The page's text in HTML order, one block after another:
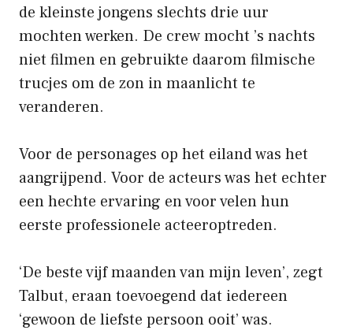
de kleinste jongens slechts drie uur
mochten werken. De crew mocht ’s nachts
niet filmen en gebruikte daarom filmische
trucjes om de zon in maanlicht te
veranderen.
Voor de personages op het eiland was het
aangrijpend. Voor de acteurs was het echter
een hechte ervaring en voor velen hun
eerste professionele acteeroptreden.
‘De beste vijf maanden van mijn leven’, zegt
Talbut, eraan toevoegend dat iedereen
‘gewoon de liefste persoon ooit’ was.